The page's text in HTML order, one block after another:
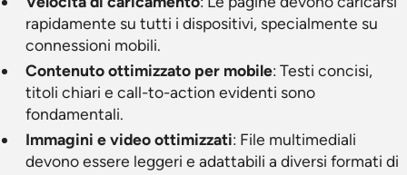
rapidamente su tutti i dispositivi, specialmente su
connessioni mobili.
Contenuto ottimizzato per mobile: Testi concisi,
titoli chiari e call-to-action evidenti sono
fondamentali.
Immagini e video ottimizzati: File multimediali
devono essere leggeri e adattabili a diversi formati di